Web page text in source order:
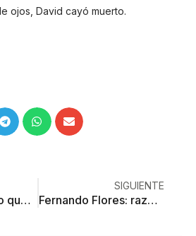
ojos, David cayó muerto.
Detienen a sujeto que disparó a una mujer en Toluca: podría estar vinculado con un grupo delictivo
SIGUIENTE
Fernando Flores: razones de una reelección anunciada